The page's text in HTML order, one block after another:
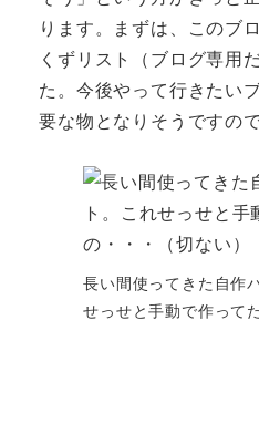
ります。まずは、このブ
くずリスト（ブログ専用
た。今後やって行きたい
要な物となりそうですの
長い間使ってきた自作
せっせと手動で作って